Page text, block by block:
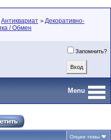
Антиквариат > Декоративно-
/ Обмен
Запомнить?
Menu
Опции темы